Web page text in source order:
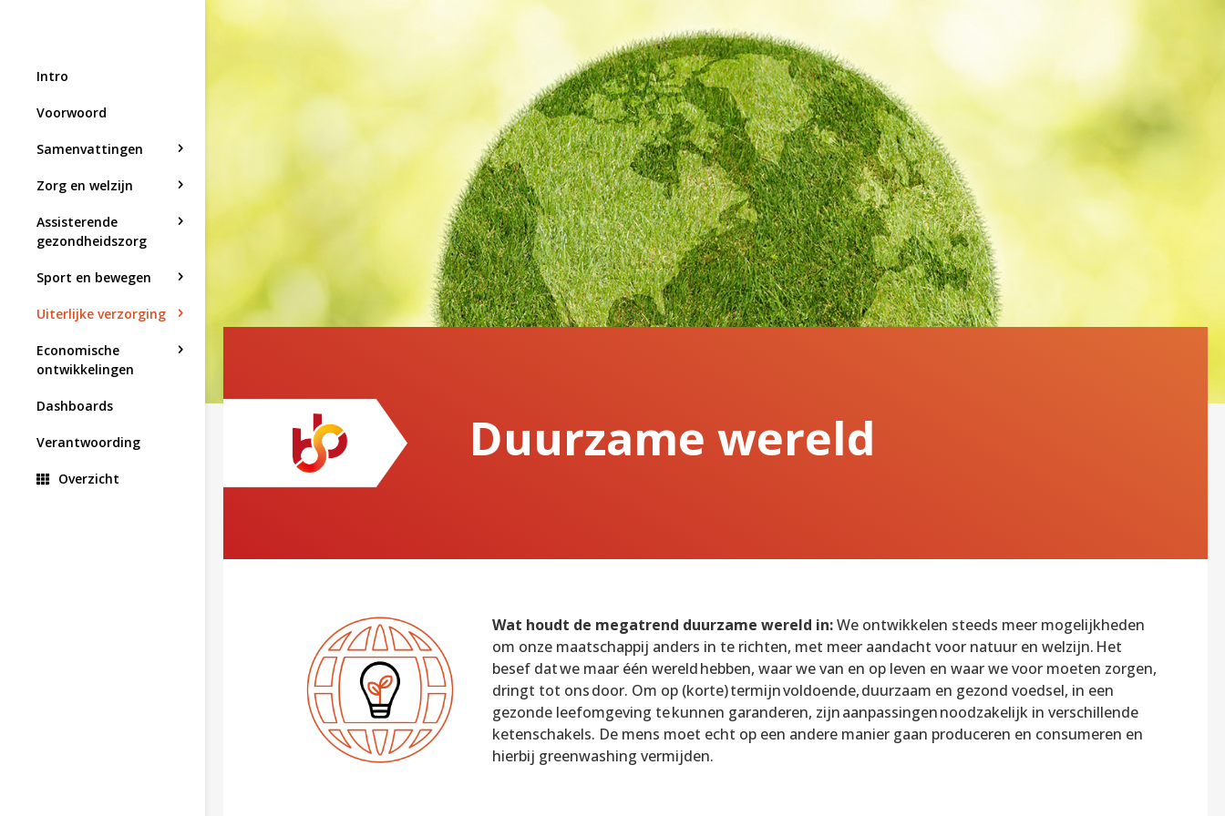
Intro
Voorwoord
Samenvattingen
Zorg en welzijn
Assisterende
gezondheidszorg
Sport en bewegen
Uiterlijke verzorging
Economische
ontwikkelingen
Dashboards
Verantwoording
Overzicht
Duurzame wereld
Wat houdt de megatrend duurzame wereld in:We ontwikkelen steeds meer mogelijkheden
om onze maatschappij anders in te richten, met meer aandacht voor natuur en welzijn. Het
besef dat we maar één wereld hebben, waar we van en op leven en waar we voor moeten zorgen,
dringt tot ons door. Om op (korte) termijn voldoende, duurzaam en gezond voedsel, in een
gezonde leefomgeving te kunnen garanderen, zijn aanpassingen noodzakelijk in verschillende
ketenschakels. De mens moet echt op een andere manier gaan produceren en consumeren en
hierbij greenwashing vermijden.